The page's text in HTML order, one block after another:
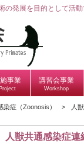
の発展を目的として活
事業
Project
講習会事業
Workshop
染症（Zoonosis） 人
人獣共通感染症